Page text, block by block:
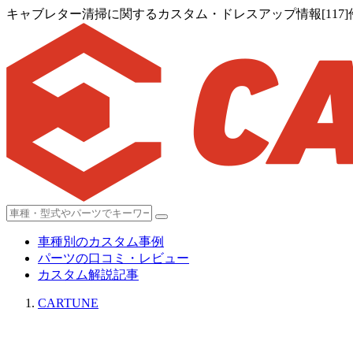
キャブレター清掃に関するカスタム・ドレスアップ情報[117]
車種別のカスタム事例
パーツの口コミ・レビュー
カスタム解説記事
CARTUNE